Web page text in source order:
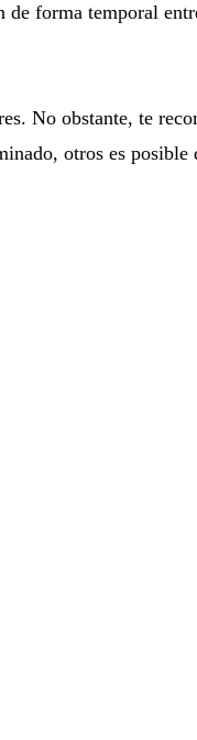
de forma temporal
No obstante, te
otros es posible